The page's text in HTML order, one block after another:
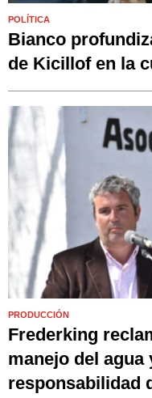
POLÍTICA
Bianco
de Kicillof en la
PRODUCCIÓN
Frederking
manejo del agua
responsabilidad